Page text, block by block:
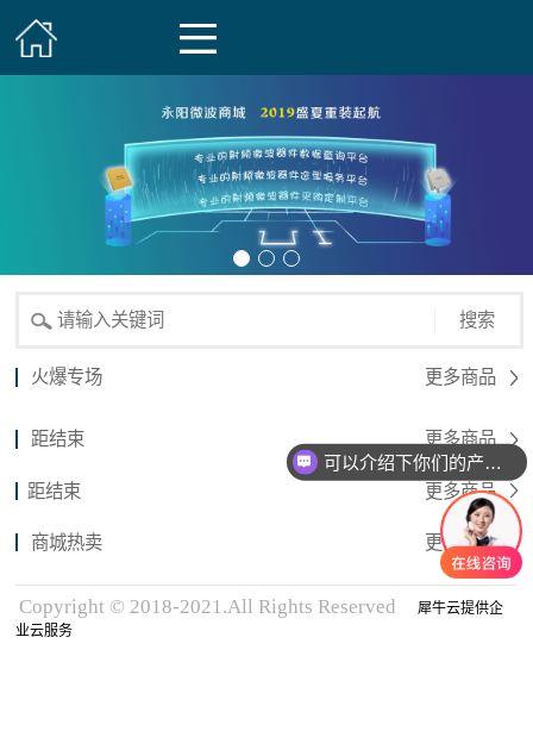
搜索
火爆专场 更多商品
距结束 更多商品
距结束 更多商品
商城热卖 更多商品
Copyright © 2018-2021.All Rights Reserved
犀牛云提供企
业云服务